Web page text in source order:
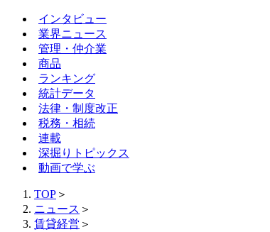
インタビュー
業界ニュース
管理・仲介業
商品
ランキング
統計データ
法律・制度改正
税務・相続
連載
深掘りトピックス
動画で学ぶ
TOP ＞
ニュース ＞
賃貸経営 ＞